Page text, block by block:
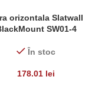
orizontala Slatwall
SW01-4
În stoc
178.01 lei